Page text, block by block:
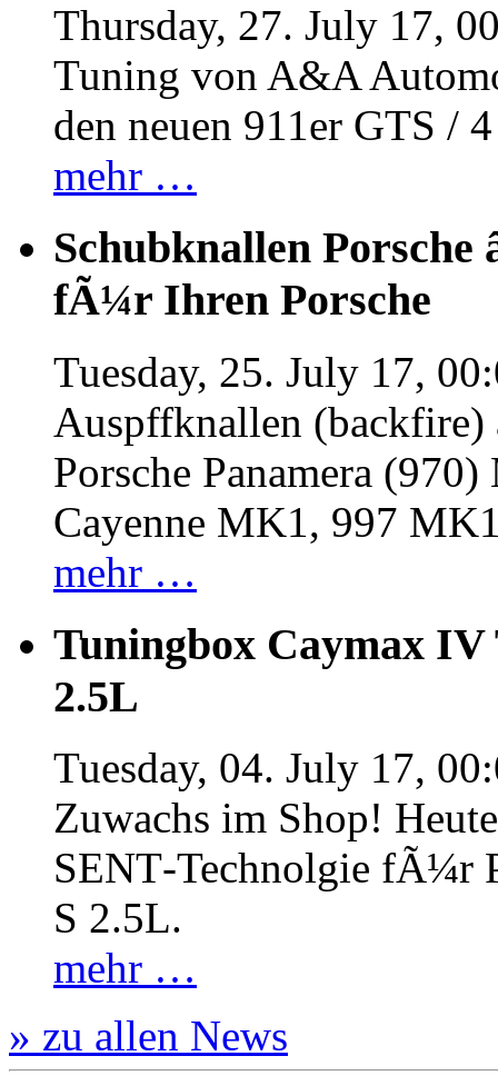
Thursday, 27. July 17,
Tuning von A&A
den neuen 911er GTS /
mehr …
Schubknallen Porsche
fÃ¼r Ihren Porsche
Tuesday, 25. July 17,
Auspffknallen
Porsche Panamera
Cayenne MK1, 997
mehr …
Tuningbox Caymax IV
2.5L
Tuesday, 04. July 17,
Zuwachs im Shop!
SENT‐Technolgie fÃ¼r
S 2.5L.
mehr …
» zu allen News